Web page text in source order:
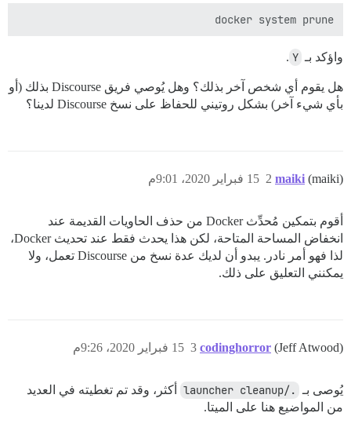
docker system prune
واؤكد بـ Y
.
هل يقوم أي شخص آخر بذلك؟ وهل يُوصي فريق Discourse بذلك (أو
بأي شيء آخر) بشكل روتيني للحفاظ على نسخ Discourse لدينا؟
maiki (maiki) 15 فبراير 2020، 9:01م 2
أقوم بتمكين مُحدِّث Docker من حذف الحاويات القديمة عند
انخفاض المساحة المتاحة، لكن هذا يحدث فقط عند تحديث Docker،
لذا فهو أمر نادر. يبدو أن لديك عدة نسخ من Discourse تعمل، ولا
يمكنني التعليق على ذلك.
codinghorror (Jeff Atwood) 15 فبراير 2020، 9:26م 3
يُوصى بـ ./launcher cleanup
أكثر، وقد تم تغطيته في العديد
من المواضيع هنا على الميتا.